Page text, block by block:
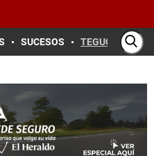
SUCESOS TEGUCIGALPA